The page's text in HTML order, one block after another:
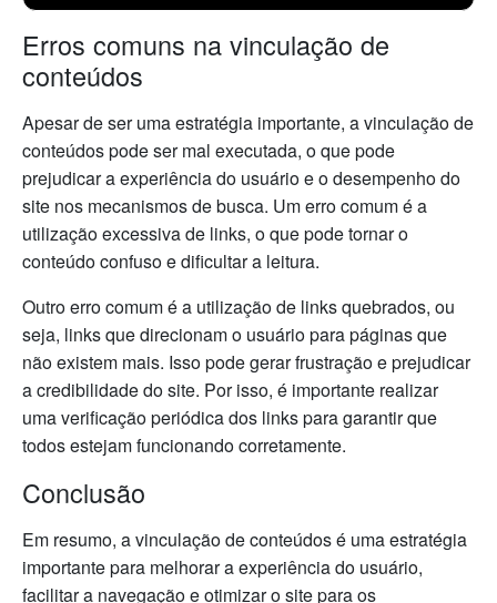
Erros comuns na vinculação de
conteúdos
Apesar de ser uma estratégia importante, a vinculação de
conteúdos pode ser mal executada, o que pode
prejudicar a experiência do usuário e o desempenho do
site nos mecanismos de busca. Um erro comum é a
utilização excessiva de links, o que pode tornar o
conteúdo confuso e dificultar a leitura.
Outro erro comum é a utilização de links quebrados, ou
seja, links que direcionam o usuário para páginas que
não existem mais. Isso pode gerar frustração e prejudicar
a credibilidade do site. Por isso, é importante realizar
uma verificação periódica dos links para garantir que
todos estejam funcionando corretamente.
Conclusão
Em resumo, a vinculação de conteúdos é uma estratégia
importante para melhorar a experiência do usuário,
facilitar a navegação e otimizar o site para os